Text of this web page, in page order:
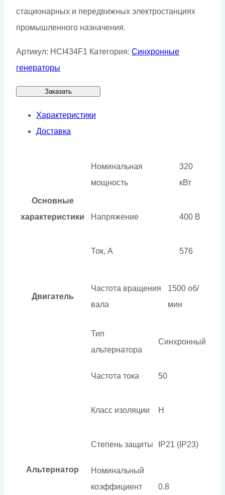
стационарных и передвижных электростанциях
промышленного назначения.
Артикул: HCI434F1 Категория: Синхронные
генераторы
Заказать
Характеристики
Доставка
Основные
характеристики
Номинальная
мощность
320
кВт
Напряжение 400 В
Ток, А 576
Двигатель
Частота вращения
вала
1500 об/
мин
Альтернатор
Тип
альтернатора
Синхронный
Частота тока 50
Класс изоляции H
Степень защиты IP21 (IP23)
Номинальный
коэффициент
0.8